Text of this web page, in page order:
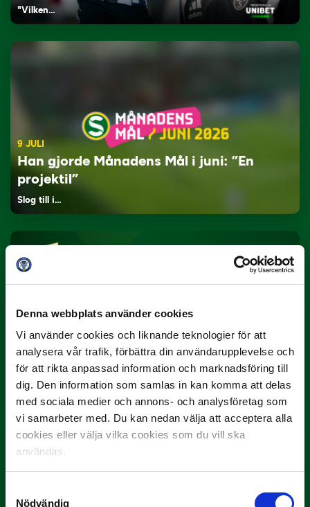
Denna webbplats använder cookies
Vi använder cookies och liknande teknologier för att
analysera vår trafik, förbättra din användarupplevelse och
för att rikta anpassad information och marknadsföring till
dig. Den information som samlas in kan komma att delas
med sociala medier och annons- och analysföretag som
vi samarbeter med. Du kan nedan välja att acceptera alla
cookies eller välja vilka cookies som du vill ska
användas.
Nödvändig
"Vilken…
9 JULI
Han gjorde Månadens Mål i juni: ”En
projektil”
Slog till i…
3 JULI
Rösta på Månadens Spelare i juni
Yttrar gör…